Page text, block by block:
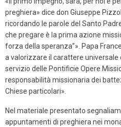
preghiera» dice don Giuseppe
ricordando le parole del Santo
che pregare è la prima azione
forza della speranza”». Papa
a valorizzare il carattere universale
servizio delle Pontificie Opere
responsabilità missionaria dei
Chiese particolari».
Nel materiale presentato
appuntamenti di preghiera nei